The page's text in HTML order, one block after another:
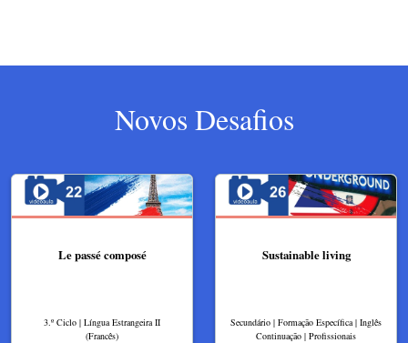
Novos Desafios
Le passé composé
3.º Ciclo | Língua Estrangeira II
(Francês)
Sustainable living
Secundário | Formação Específica | Inglês
Continuação | Profissionais